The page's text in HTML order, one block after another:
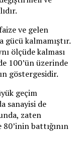
ve gelen
kalmamıştır.
ölçüde kalması
100’ün üzerinde
göstergesidir.
geçim
sanayisi de
zaten
battığının